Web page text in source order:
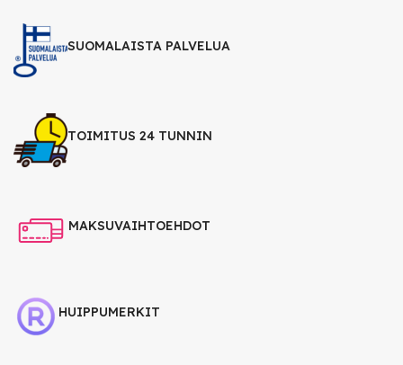
SUOMALAISTA PALVELUA
TOIMITUS 24 TUNNIN
MAKSUVAIHTOEHDOT
HUIPPUMERKIT